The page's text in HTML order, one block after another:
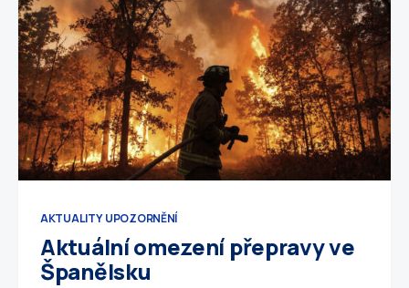
AKTUALITY UPOZORNĚNÍ
Aktuální omezení přepravy ve
Španělsku